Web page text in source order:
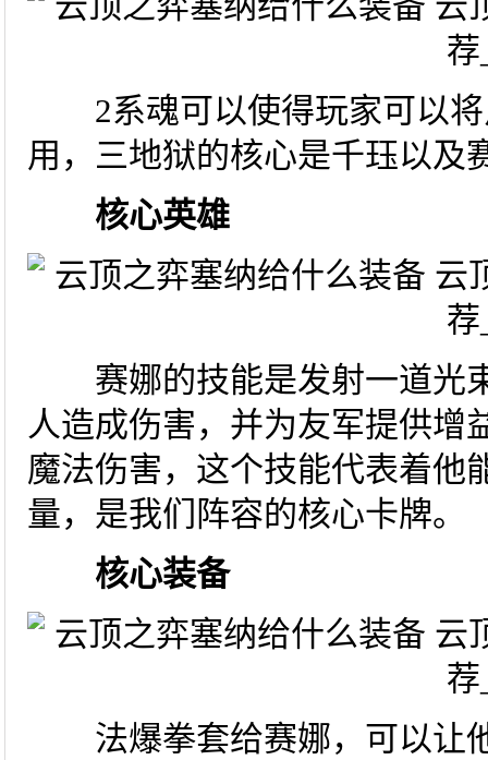
2系魂可以使得玩家可以将
用，三地狱的核心是千珏以及
核心英雄
赛娜的技能是发射一道光
人造成伤害，并为友军提供增
魔法伤害，这个技能代表着他
量，是我们阵容的核心卡牌。
核心装备
法爆拳套给赛娜，可以让